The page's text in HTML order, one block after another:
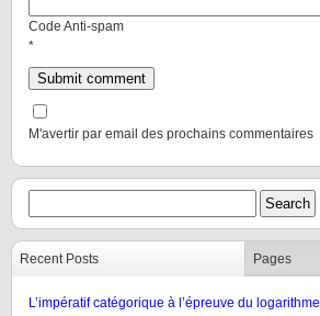
Code Anti-spam
*
M'avertir par email des prochains commentaires
Recent Posts Pages
L’impératif catégorique à l’épreuve du logarithme